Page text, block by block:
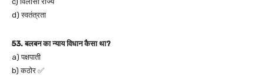
d) स्वतंत्रता
53. बलबन का न्याय विधान कैसा था?
a) पक्षपाती
b) कठोर ✅